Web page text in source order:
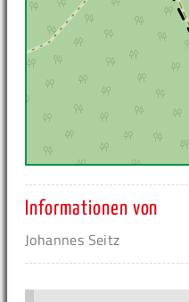
Informationen von
Johannes Seitz